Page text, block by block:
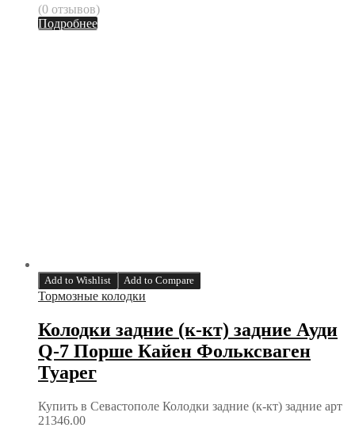
(0 отзывов)
Подробнее
Add to Wishlist Add to Compare
Тормозные колодки
Колодки задние (к-кт) задние Ауди
Q-7 Порше Кайен Фольксваген
Туарег
Купить в Севастополе Колодки задние (к-кт) задние арт
21346.00